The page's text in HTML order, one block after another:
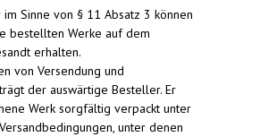
Sinne von § 11 Absatz 3 können
bestellten Werke auf dem
erhalten.
von Versendung und
der auswärtige Besteller. Er
Werk sorgfältig verpackt unter
unter denen